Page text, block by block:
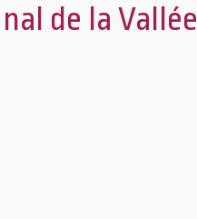
de la Vallée